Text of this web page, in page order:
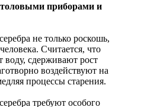
приборами и
не только роскошь,
Считается, что
воду, сдерживают рост
воздействуют на
процессы старения.
требуют особого